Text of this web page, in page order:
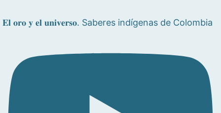
𝐄𝐥 𝐨𝐫𝐨 𝐲 𝐞𝐥 𝐮𝐧𝐢𝐯𝐞𝐫𝐬𝐨. Saberes indígenas de Colombia